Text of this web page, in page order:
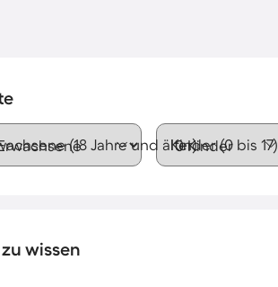
(18 Jahre und älter)Kinder (0 bis 17)
wissen